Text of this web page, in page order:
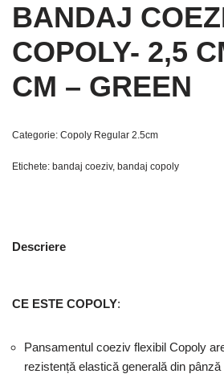
BANDAJ
COPOLY- 2,5
CM – GREEN
Categorie: Copoly Regular 2.5cm
Etichete: bandaj coeziv, bandaj copoly
Descriere
CE ESTE COPOLY:
Pansamentul coeziv flexibil Copoly
rezistență elastică generală din